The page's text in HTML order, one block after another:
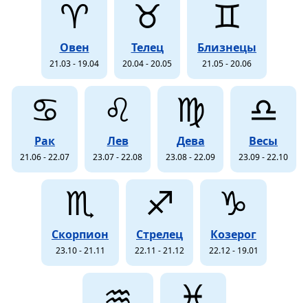
♈
Овен
21.03 - 19.04
♉
Телец
20.04 - 20.05
♊
Близнецы
21.05 - 20.06
♋
Рак
21.06 - 22.07
♌
Лев
23.07 - 22.08
♍
Дева
23.08 - 22.09
♎
Весы
23.09 - 22.10
♏
Скорпион
23.10 - 21.11
♐
Стрелец
22.11 - 21.12
♑
Козерог
22.12 - 19.01